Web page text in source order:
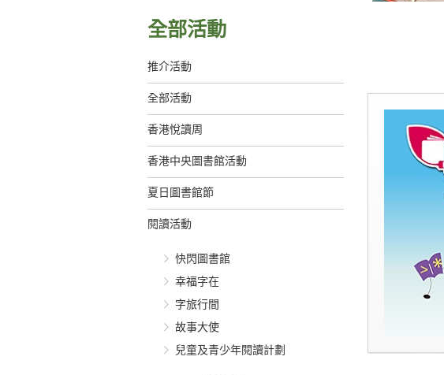
全部活動
推介活動
全部活動
香港悅讀周
香港中央圖書館活動
夏日圖書館節
閱讀活動
快閃圖書館
幸福字在
字旅行間
故事大使
兒童及青少年閱讀計劃